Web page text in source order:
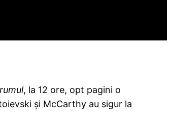
, la 12 ore, opt pagini o
și McCarthy au sigur la